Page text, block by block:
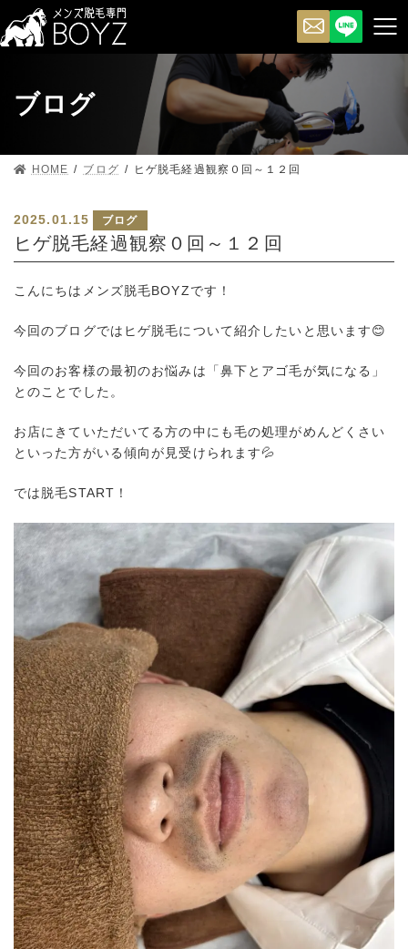
ブログ
HOME ブログ ヒゲ脱毛経過観察０回～１２回
2025.01.15 ブログ
ヒゲ脱毛経過観察０回～１２回
こんにちはメンズ脱毛BOYZです！
今回のブログではヒゲ脱毛について紹介したいと思います😊
今回のお客様の最初のお悩みは「鼻下とアゴ毛が気になる」
とのことでした。
お店にきていただいてる方の中にも毛の処理がめんどくさい
といった方がいる傾向が見受けられます💦
では脱毛START！